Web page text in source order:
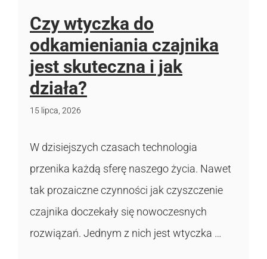
Czy wtyczka do
odkamieniania czajnika
jest skuteczna i jak
działa?
15 lipca, 2026
W dzisiejszych czasach technologia
przenika każdą sferę naszego życia. Nawet
tak prozaiczne czynności jak czyszczenie
czajnika doczekały się nowoczesnych
rozwiązań. Jednym z nich jest wtyczka …